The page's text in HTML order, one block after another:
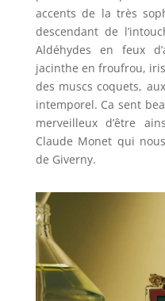
accents de la très
descendant de
Aldéhydes en feux
jacinthe en froufrou,
des muscs coquets,
intemporel. Ca sent
merveilleux d’être
Claude Monet qui
de Giverny.